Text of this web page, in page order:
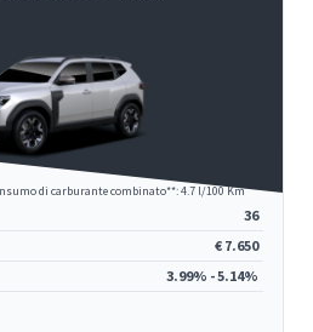
di carburante combinato**: 4.7 l/100 Km
36
€ 7.650
3.99% - 5.14%